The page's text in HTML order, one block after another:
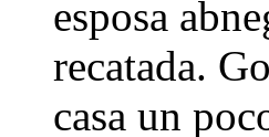
esposa
recatada.
casa un